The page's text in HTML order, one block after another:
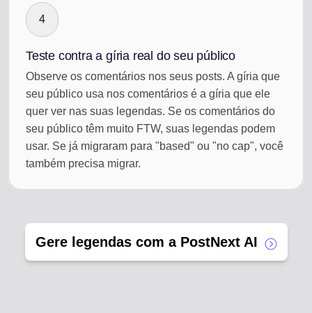
4
Teste contra a gíria real do seu público
Observe os comentários nos seus posts. A gíria que
seu público usa nos comentários é a gíria que ele
quer ver nas suas legendas. Se os comentários do
seu público têm muito FTW, suas legendas podem
usar. Se já migraram para "based" ou "no cap", você
também precisa migrar.
Gere legendas com a PostNext AI